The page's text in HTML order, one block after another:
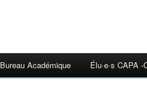
Bureau Académique Élu·e·s CAPA -